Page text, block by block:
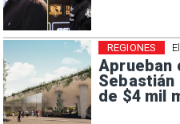
Aprueban
Sebastián
de $4 mil
REGIONES